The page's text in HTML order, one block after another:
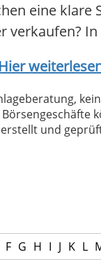
eine
verkaufen?
Hier
und
F G H I J K L